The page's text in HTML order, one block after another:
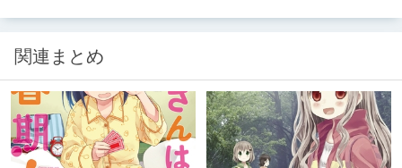
関連まとめ